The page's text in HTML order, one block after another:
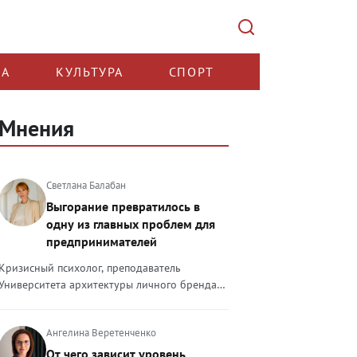
КУЛЬТУРА СПОРТ
Мнения
Светлана Балабан
Выгорание превратилось в
одну из главных проблем для
предпринимателей
Кризисный психолог, преподаватель
архитектуры личного бренда
и способах преодоления Выгорание в 2026
стало самой острой проблемой, однако
Ангелина Веретенченко
От чего зависит уровень